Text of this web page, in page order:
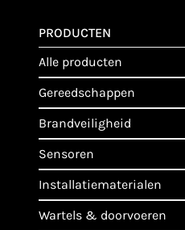
PRODUCTEN
alle producten
gereedschappen
brandveiligheid
sensoren
installatiematerialen
wartels & doorvoeren